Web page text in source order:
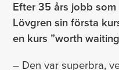
Efter 35 års jobb
Lövgren sin första
en kurs ”worth
– Den var superbra,